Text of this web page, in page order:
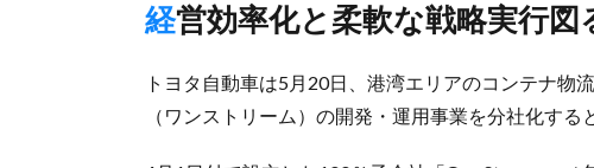
経営効率化と柔軟な戦略実行図
トヨタ自動車は5月20日、港湾エリアのコンテナ物
（ワンストリーム）の開発・運用事業を分社化する